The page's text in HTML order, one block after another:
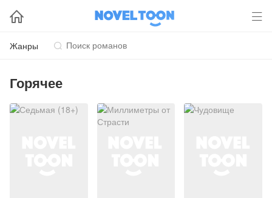
 
Жанры 
Горячее